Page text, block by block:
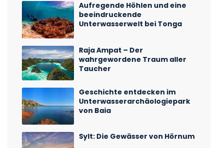
Aufregende Höhlen und eine
beeindruckende
Unterwasserwelt bei Tonga
Raja Ampat – Der
wahrgewordene Traum aller
Taucher
Geschichte entdecken im
Unterwasserarchäologiepark
von Baia
Sylt: Die Gewässer von Hörnum